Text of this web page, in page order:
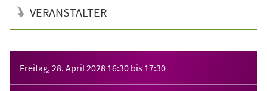
VERANSTALTER
Freitag, 28. April 2028 16:30 bis 17:30